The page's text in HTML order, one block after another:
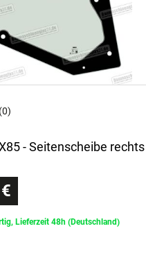
(0)
- Seitenscheibe rechts
Lieferzeit 48h (Deutschland)